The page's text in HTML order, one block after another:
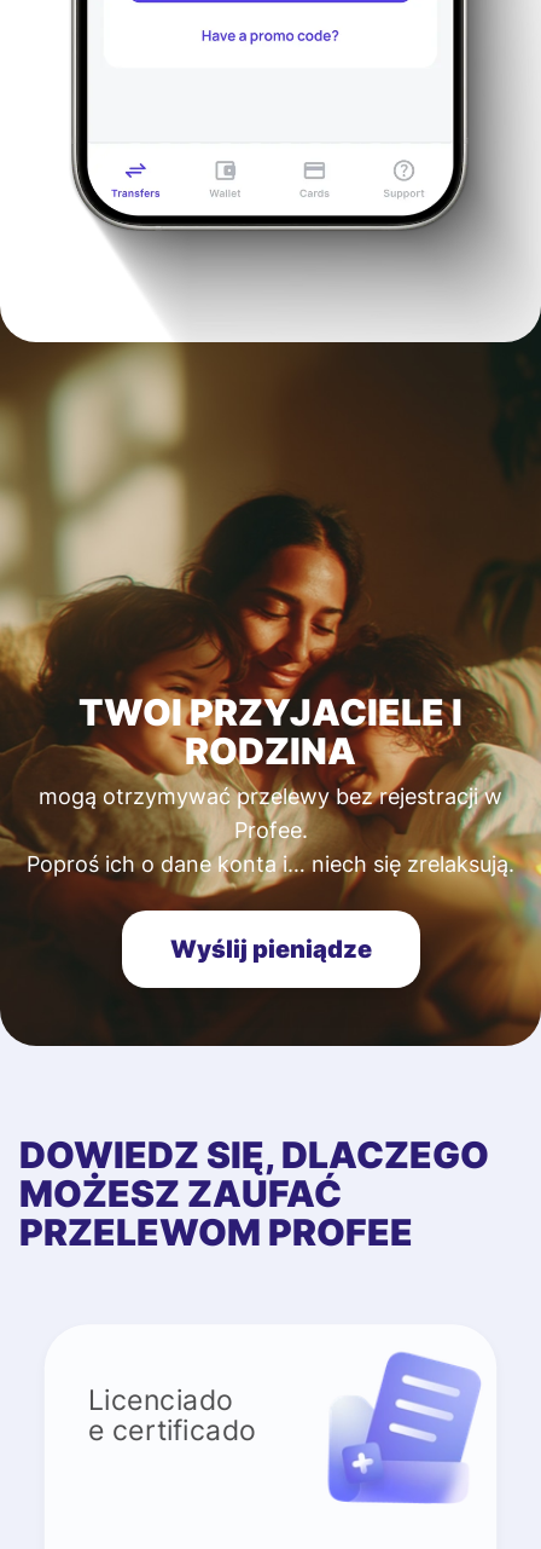
TWOI PRZYJACIELE I
RODZINA
mogą otrzymywać przelewy bez rejestracji w
Profee.
Poproś ich o dane konta i… niech się zrelaksują.
Wyślij pieniądze
DOWIEDZ SIĘ, DLACZEGO
MOŻESZ ZAUFAĆ
PRZELEWOM PROFEE
Licenciado
e certificado